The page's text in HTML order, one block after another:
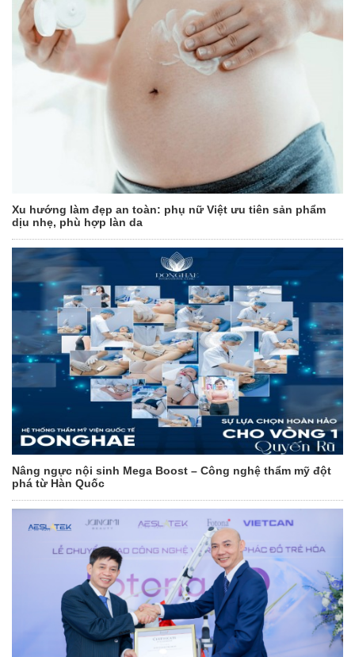
Xu hướng làm đẹp an toàn: phụ nữ Việt ưu tiên sản phẩm
dịu nhẹ, phù hợp làn da
Nâng ngực nội sinh Mega Boost – Công nghệ thẩm mỹ đột
phá từ Hàn Quốc